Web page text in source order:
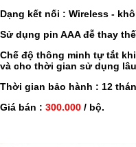
Dạng kết nối : Wireless -
Sử dụng pin AAA đễ thay
Chế độ thông minh tự tắt
và cho thời gian sử dụng
Thời gian bảo hành : 12
Giá bán : 300.000 / bộ.